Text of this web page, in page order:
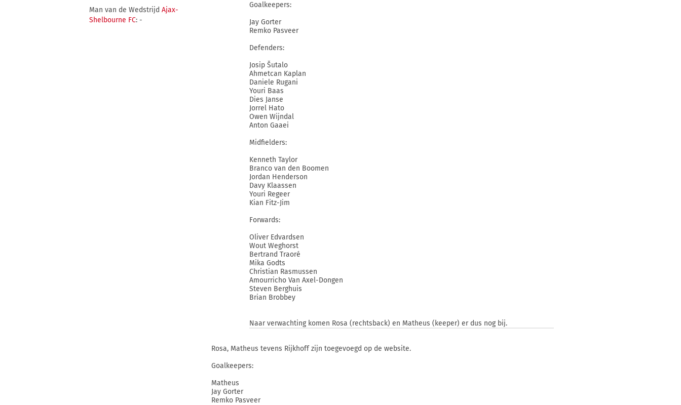
Man van de Wedstrijd Ajax-
Shelbourne FC: -
Goalkeepers:
Jay Gorter
Remko Pasveer
Defenders:
Josip Šutalo
Ahmetcan Kaplan
Daniele Rugani
Youri Baas
Dies Janse
Jorrel Hato
Owen Wijndal
Anton Gaaei
Midfielders:
Kenneth Taylor
Branco van den Boomen
Jordan Henderson
Davy Klaassen
Youri Regeer
Kian Fitz-Jim
Forwards:
Oliver Edvardsen
Wout Weghorst
Bertrand Traoré
Mika Godts
Christian Rasmussen
Amourricho Van Axel-Dongen
Steven Berghuis
Brian Brobbey
Naar verwachting komen Rosa (rechtsback) en Matheus (keeper) er dus nog bij.
Rosa, Matheus tevens Rijkhoff zijn toegevoegd op de website.
Goalkeepers:
Matheus
Jay Gorter
Remko Pasveer